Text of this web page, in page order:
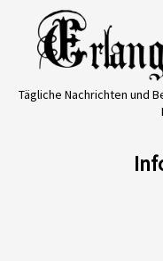
Tägliche Nachrichten und